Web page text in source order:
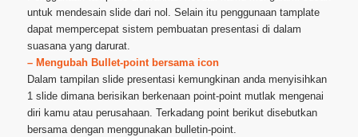
untuk mendesain slide dari nol. Selain itu penggunaan tamplate
dapat mempercepat sistem pembuatan presentasi di dalam
suasana yang darurat.
– Mengubah Bullet-point bersama icon
Dalam tampilan slide presentasi kemungkinan anda menyisihkan
1 slide dimana berisikan berkenaan point-point mutlak mengenai
diri kamu atau perusahaan. Terkadang point berikut disebutkan
bersama dengan menggunakan bulletin-point.